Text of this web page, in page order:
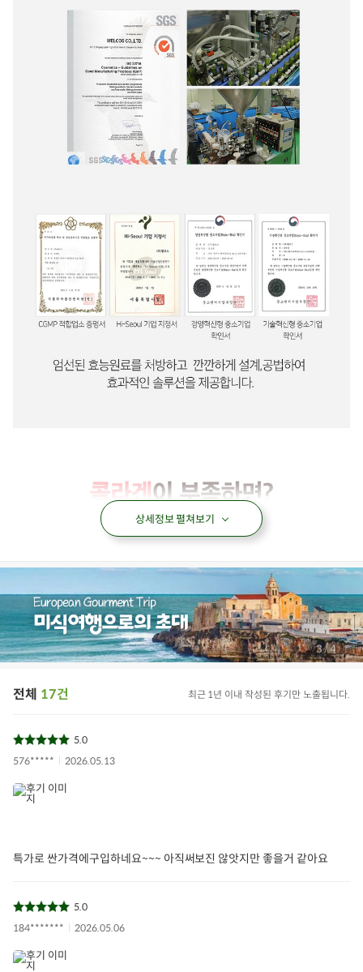
상세정보 펼쳐보기
3/4
전체 17건 최근 1년 이내 작성된 후기만 노출됩니다.
5.0
576*****
2026.05.13
특가로 싼가격에구입하네요~~~ 아직써보진 않앗지만 좋을거 같아요
5.0
184*******
2026.05.06